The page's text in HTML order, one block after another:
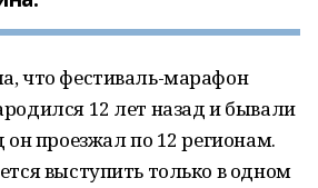
что фестиваль-марафон
12 лет назад и бывали
он проезжал по 12 регионам.
выступить только в одном